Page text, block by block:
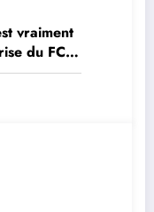
vraiment
du FC